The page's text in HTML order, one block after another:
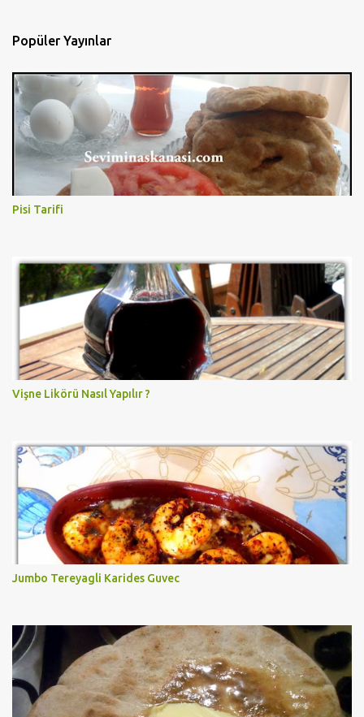
Popüler Yayınlar
Pisi Tarifi
Vişne Likörü Nasıl Yapılır ?
Jumbo Tereyagli Karides Guvec